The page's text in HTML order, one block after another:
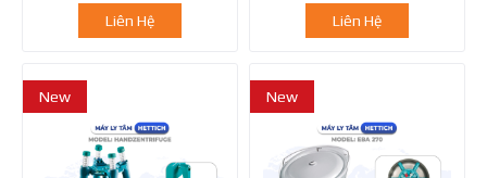
Liên Hệ
Liên Hệ
New New